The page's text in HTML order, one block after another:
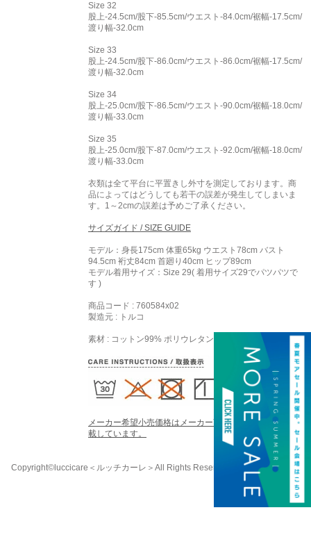
Size 32
股上-24.5cm/股下-85.5cm/ウエスト-84.0cm/裾幅-17.5cm/
渡り幅-32.0cm
Size 33
股上-24.5cm/股下-86.0cm/ウエスト-86.0cm/裾幅-17.5cm/
渡り幅-32.0cm
Size 34
股上-25.0cm/股下-86.5cm/ウエスト-90.0cm/裾幅-18.0cm/
渡り幅-33.0cm
Size 35
股上-25.0cm/股下-87.0cm/ウエスト-92.0cm/裾幅-18.0cm/
渡り幅-33.0cm
衣類は全て平台に平置きし外寸を測定しております。商
品によってはどうしても若干の誤差が発生してしまいま
す。1～2cmの誤差は予めご了承ください。
サイズガイド / SIZE GUIDE
モデル：身長175cm 体重65kg ウエスト78cm バスト
94.5cm 裄丈84cm 首廻り40cm ヒップ89cm
モデル着用サイズ： Size 29( 着用サイズ29でパツパツで
す )
商品コード : 760584x02
製造元 : トルコ
素材 : コットン99% ポリウレタン1%
メーカー希望小売価格はメーカー商品タグに基づいて掲
載しています。
Copyright©luccicare ＜ルッチカーレ＞ All Rights Reserved. 058-213-8333